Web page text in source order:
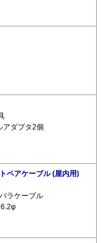
アダプタ2個
ペアケーブル (屋内用)
ラケーブル
6.2φ